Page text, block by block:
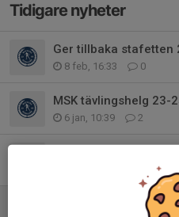
Tidigare nyheter
Ger tillbaka stafetten
8 feb, 16:33 0
MSK tävlingshelg 23-
6 jan, 10:39 2
Ger tillbaka stafetten!